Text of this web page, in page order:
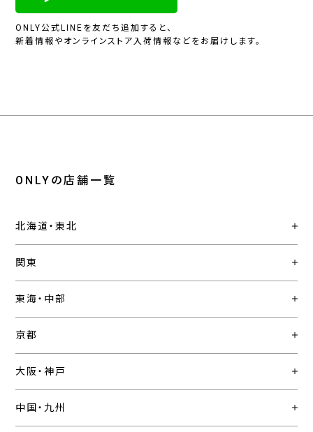
ONLY公式LINEを友だち追加すると、
新着情報やオンラインストア入荷情報などをお届けします。
ONLYの店舗一覧
北海道・東北
関東
東海・中部
京都
大阪・神戸
中国・九州